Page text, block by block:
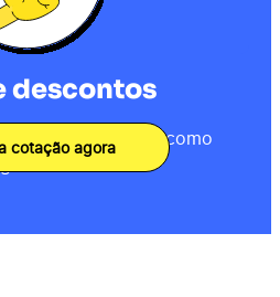
descontos
sua pontuação como
descontos.
cotação agora